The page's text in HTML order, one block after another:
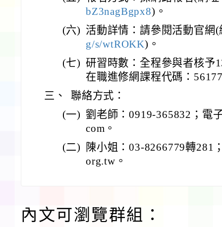
bZ3nagBgpx8)。
(六) 活動詳情：請參閱活動官網(
g/s/wtROKK)。
(七) 研習時數：全程參與者核予
在職進修網課程代碼：
三、
聯絡方式：
(一) 劉老師：0919-365832；電
com。
(二)
陳小姐：03-8266779轉281
org.tw。
內文可瀏覽群組：